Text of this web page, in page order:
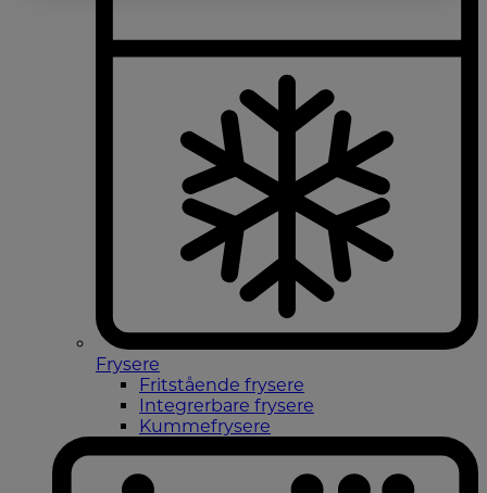
Frysere
Fritstående frysere
Integrerbare frysere
Kummefrysere